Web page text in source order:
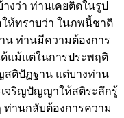
งว่า ท่านเคยติดในรูป
ห้ทราบว่า ในภพนี้ชาติ
น ท่านมีความต้องการ
ด้แม้แต่ในการประพฤติ
สติปัฏฐาน แต่บางท่าน
เจริญปัญญาให้สติระลึกรู้
านกลับต้องการความ